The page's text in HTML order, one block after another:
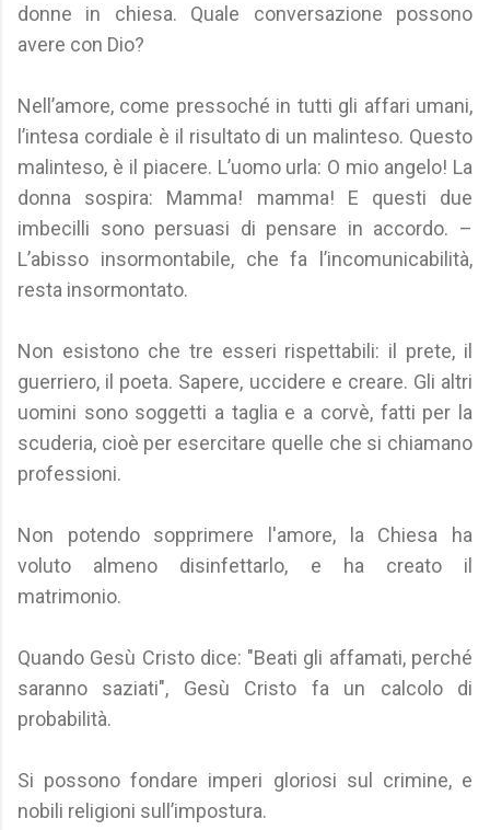
donne in chiesa. Quale conversazione possono
avere con Dio?
Nell’amore, come pressoché in tutti gli affari umani,
l’intesa cordiale è il risultato di un malinteso. Questo
malinteso, è il piacere. L’uomo urla: O mio angelo! La
donna sospira: Mamma! mamma! E questi due
imbecilli sono persuasi di pensare in accordo. –
L’abisso insormontabile, che fa l’incomunicabilità,
resta insormontato.
Non esistono che tre esseri rispettabili: il prete, il
guerriero, il poeta. Sapere, uccidere e creare. Gli altri
uomini sono soggetti a taglia e a corvè, fatti per la
scuderia, cioè per esercitare quelle che si chiamano
professioni.
Non potendo sopprimere l'amore, la Chiesa ha
voluto almeno disinfettarlo, e ha creato il
matrimonio.
Quando Gesù Cristo dice: "Beati gli affamati, perché
saranno saziati", Gesù Cristo fa un calcolo di
probabilità.
Si possono fondare imperi gloriosi sul crimine, e
nobili religioni sull’impostura.